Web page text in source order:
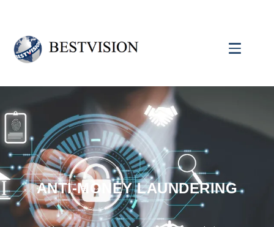
ANTI-MONEY LAUNDERING